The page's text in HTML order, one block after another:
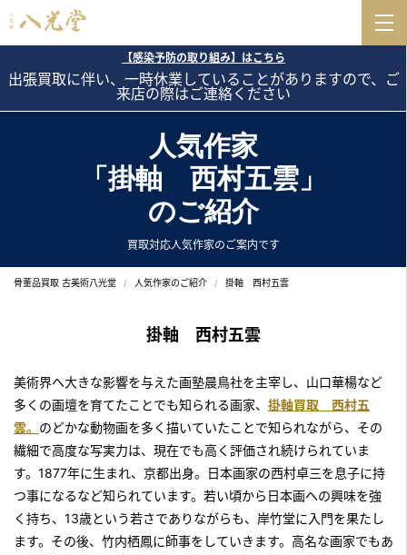
【感染予防の取り組み】はこちら
出張買取に伴い、一時休業していることがありますので、ご
来店の際はご連絡ください
人気作家
「掛軸 西村五雲」
のご紹介
買取対応人気作家のご案内です
骨董品買取 古美術八光堂 人気作家のご紹介 掛軸 西村五雲
掛軸 西村五雲
美術界へ大きな影響を与えた画塾晨鳥社を主宰し、山口華楊など
多くの画壇を育てたことでも知られる画家、 掛軸買取 西村五
雲。 のどかな動物画を多く描いていたことで知られながら、その
繊細で高度な写実力は、現在でも高く評価され続けられていま
す。1877年に生まれ、京都出身。日本画家の西村卓三を息子に持
つ事になるなど知られています。若い頃から日本画への興味を強
く持ち、13歳という若さでありながらも、岸竹堂に入門を果たし
ます。その後、竹内栖鳳に師事をしていきます。高名な画家でもあ